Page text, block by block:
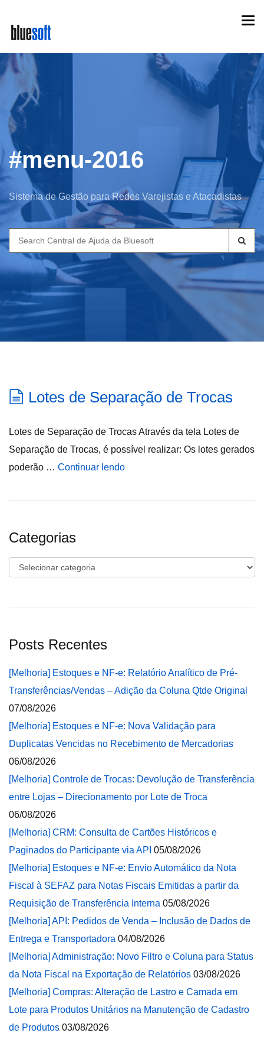
main
content
#menu-2016
Sistema de Gestão para Redes Varejistas e Atacadistas
Search
for:
Lotes de Separação de Trocas
Lotes de Separação de Trocas Através da tela Lotes de
Separação de Trocas, é possível realizar: Os lotes gerados
poderão … Continuar lendo
Categorias
Categorias
Posts Recentes
[Melhoria] Estoques e NF-e: Relatório Analítico de Pré-
Transferências/Vendas – Adição da Coluna Qtde Original
07/08/2026
[Melhoria] Estoques e NF-e: Nova Validação para
Duplicatas Vencidas no Recebimento de Mercadorias
06/08/2026
[Melhoria] Controle de Trocas: Devolução de Transferência
entre Lojas – Direcionamento por Lote de Troca
06/08/2026
[Melhoria] CRM: Consulta de Cartões Históricos e
Paginados do Participante via API 05/08/2026
[Melhoria] Estoques e NF-e: Envio Automático da Nota
Fiscal à SEFAZ para Notas Fiscais Emitidas a partir da
Requisição de Transferência Interna 05/08/2026
[Melhoria] API: Pedidos de Venda – Inclusão de Dados de
Entrega e Transportadora 04/08/2026
[Melhoria] Administração: Novo Filtro e Coluna para Status
da Nota Fiscal na Exportação de Relatórios 03/08/2026
[Melhoria] Compras: Alteração de Lastro e Camada em
Lote para Produtos Unitários na Manutenção de Cadastro
de Produtos 03/08/2026